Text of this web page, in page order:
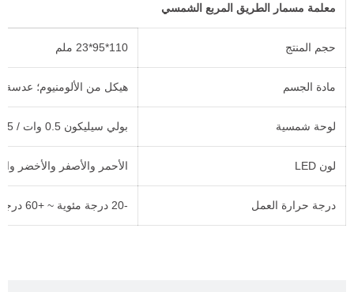
معلمة مسمار الطريق المربع الشمسي
حجم المنتج 110*95*23 ملم
مادة الجسم هيكل من الألومنيوم؛
لوحة شمسية بولي سيليكون 0.5 وات / 5 فولت
لون LED الأحمر والأصفر والأخضر
درجة حرارة العمل -20 درجة مئوية ~ +60 درجة مئوية